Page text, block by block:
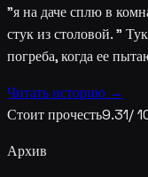
"я на даче сплю в
стук из столовой. "
погреба, когда ее
Читать историю →
Стоит прочесть9.31/
Архив